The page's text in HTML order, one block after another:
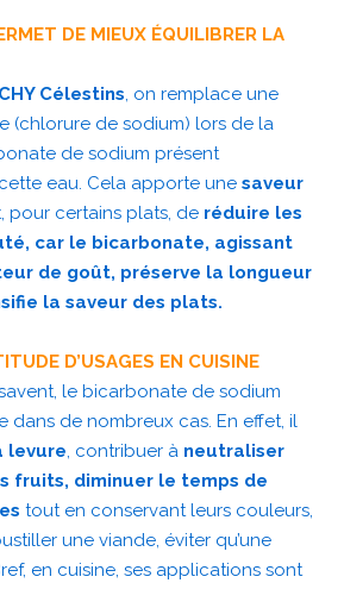
DE MIEUX ÉQUILIBRER LA
Célestins, on remplace une
(chlorure de sodium) lors de la
de sodium présent
eau. Cela apporte une saveur
pour certains plats, de réduire les
car le bicarbonate, agissant
de goût, préserve la longueur
la saveur des plats.
D’USAGES EN CUISINE
le bicarbonate de sodium
dans de nombreux cas. En effet, il
levure, contribuer à neutraliser
fruits, diminuer le temps de
tout en conservant leurs couleurs,
une viande, éviter qu’une
en cuisine, ses applications sont